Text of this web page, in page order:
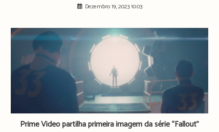
Dezembro 19, 2023 10:03
Prime Video partilha primeira imagem da série “Fallout”